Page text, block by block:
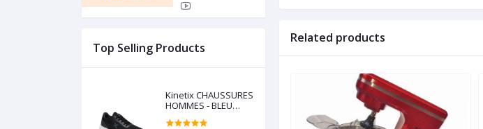
Top Selling Products
Kinetix CHAUSSURES
HOMMES - BLEU
MARINE
Related products